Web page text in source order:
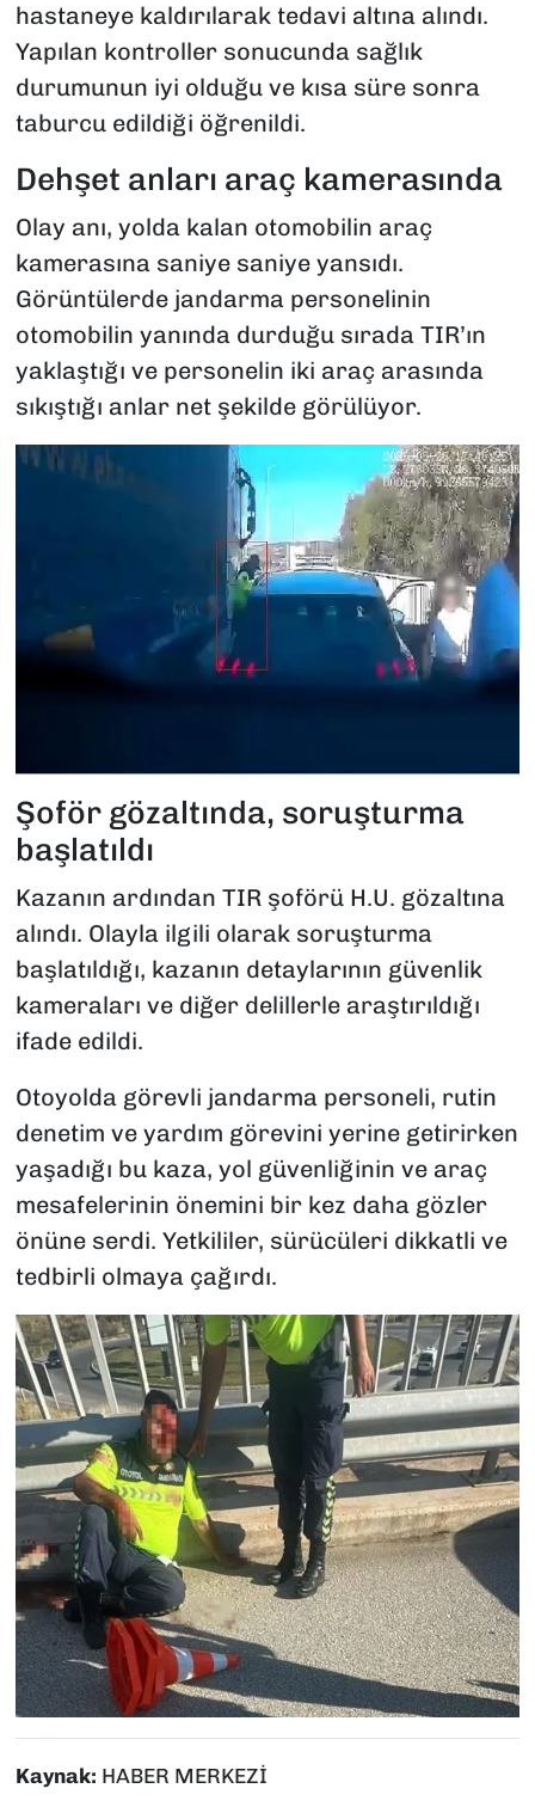
hastaneye kaldırılarak tedavi altına alındı.
Yapılan kontroller sonucunda sağlık
durumunun iyi olduğu ve kısa süre sonra
taburcu edildiği öğrenildi.
Dehşet anları araç kamerasında
Olay anı, yolda kalan otomobilin araç
kamerasına saniye saniye yansıdı.
Görüntülerde jandarma personelinin
otomobilin yanında durduğu sırada TIR’ın
yaklaştığı ve personelin iki araç arasında
sıkıştığı anlar net şekilde görülüyor.
Şoför gözaltında, soruşturma
başlatıldı
Kazanın ardından TIR şoförü H.U. gözaltına
alındı. Olayla ilgili olarak soruşturma
başlatıldığı, kazanın detaylarının güvenlik
kameraları ve diğer delillerle araştırıldığı
ifade edildi.
Otoyolda görevli jandarma personeli, rutin
denetim ve yardım görevini yerine getirirken
yaşadığı bu kaza, yol güvenliğinin ve araç
mesafelerinin önemini bir kez daha gözler
önüne serdi. Yetkililer, sürücüleri dikkatli ve
tedbirli olmaya çağırdı.
Kaynak: HABER MERKEZİ